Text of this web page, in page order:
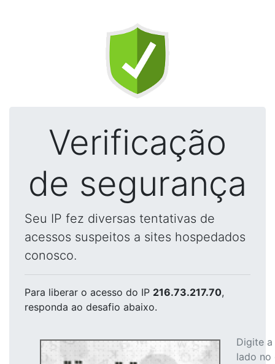
Verificação
de segurança
Seu IP fez diversas tentativas de
acessos suspeitos a sites hospedados
conosco.
Para liberar o acesso do IP 216.73.217.70,
responda ao desafio abaixo.
Digite
lado no